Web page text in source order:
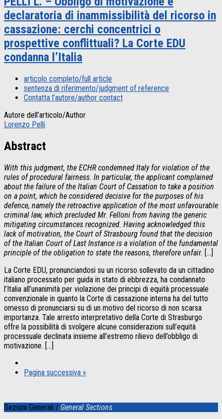
declaratoria di inammissibilità del ricorso in
cassazione: cerchi concentrici o
prospettive conflittuali? La Corte EDU
condanna l’Italia
articolo completo/full article
sentenza di riferimento/judgment of reference
Contatta l’autore/author contact
Autore dell’articolo/Author
Lorenzo Pelli
Abstract
With this judgment, the ECHR condemned Italy for violation of the
rules of procedural fairness. In particular, the applicant complained
about the failure of the Italian Court of Cassation to take a position
on a point, which he considered decisive for the purposes of his
defence, namely the retroactive application of the most unfavourable
criminal law, which precluded Mr. Felloni from having the generic
mitigating circumstances recognized. Having acknowledged this
lack of motivation, the Court of Strasbourg found that the decision
of the Italian Court of Last Instance is a violation of the fundamental
principle of the obligation to state the reasons, therefore unfair. […]
La Corte EDU, pronunciandosi su un ricorso sollevato da un cittadino
italiano processato per guida in stato di ebbrezza, ha condannato
l’Italia all’unanimità per violazione dei principi di equità processuale
convenzionale in quanto la Corte di cassazione interna ha del tutto
omesso di pronunciarsi su di un motivo del ricorso di non scarsa
importanza. Tale arresto interpretativo della Corte di Strasburgo
offre la possibilità di svolgere alcune considerazioni sull’equità
processuale declinata insieme all’estremo rilievo dell’obbligo di
motivazione. […]
Pagina successiva »
Sezioni Generali / General Sections